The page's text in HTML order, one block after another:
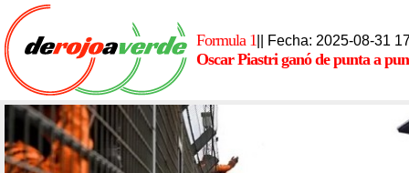
Formula 1 || Fecha: 2025-08-31
Oscar Piastri ganó de punta a